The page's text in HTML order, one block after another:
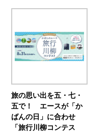
旅の思い出を五・七・
五で！ エースが「か
ばんの日」に合わせ
「旅行川柳コンテス